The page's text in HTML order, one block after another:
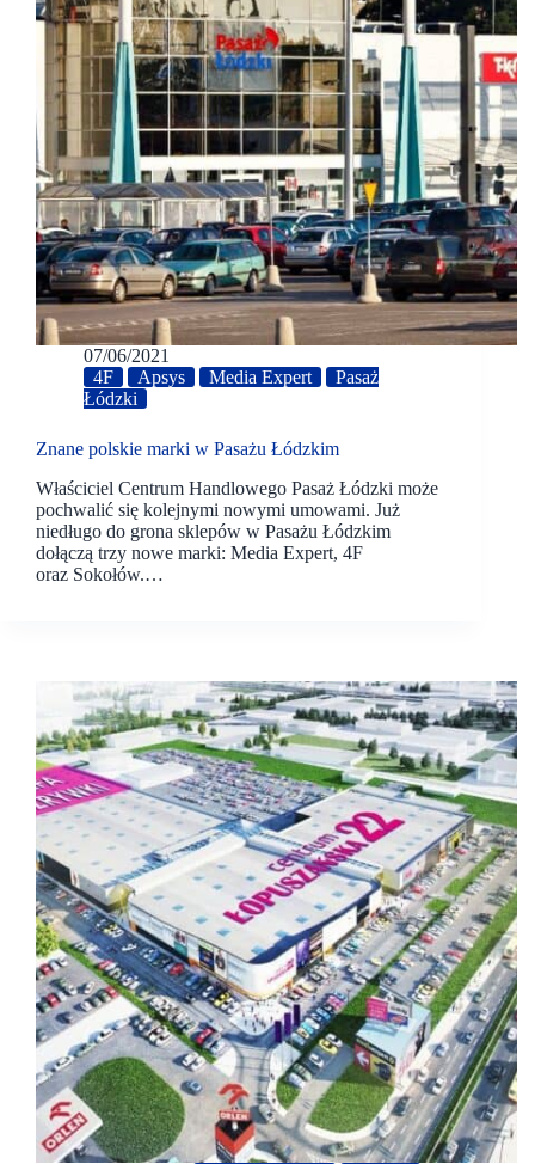
07/06/2021
4F
Apsys Media Expert
Pasaż
Łódzki
Znane polskie marki w Pasażu Łódzkim
Właściciel Centrum Handlowego Pasaż Łódzki może
pochwalić się kolejnymi nowymi umowami. Już
niedługo do grona sklepów w Pasażu Łódzkim
dołączą trzy nowe marki: Media Expert, 4F
oraz Sokołów.…